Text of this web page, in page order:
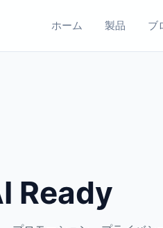
ホーム 製品 ブ
Ready